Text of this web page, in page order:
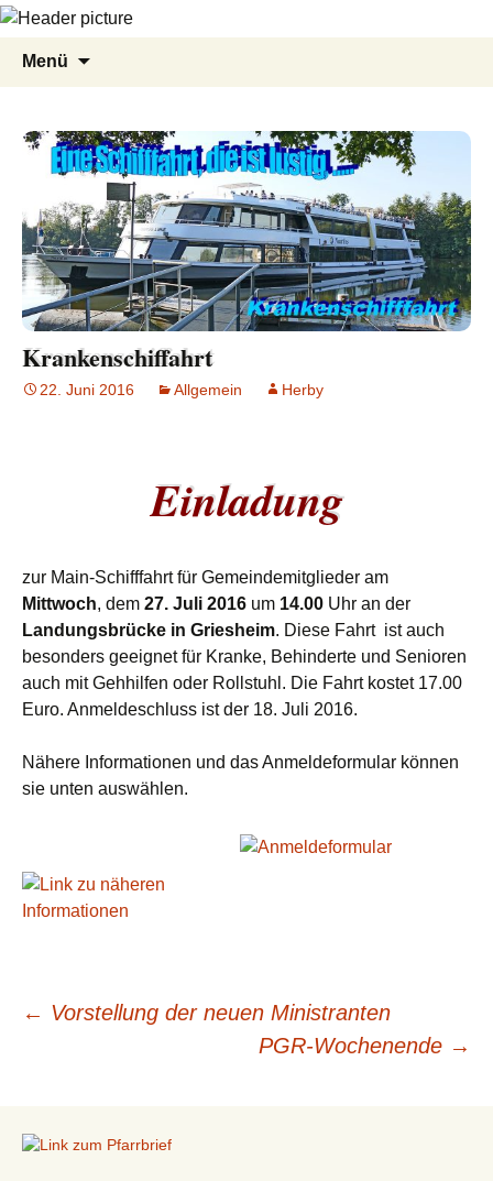
Menü
Krankenschiffahrt
22. Juni 2016 Allgemein Herby
Einladung
zur Main-Schifffahrt für Gemeindemitglieder am
Mittwoch, dem 27. Juli 2016 um 14.00 Uhr an der
Landungsbrücke in Griesheim. Diese Fahrt ist auch
besonders geeignet für Kranke, Behinderte und Senioren
auch mit Gehhilfen oder Rollstuhl. Die Fahrt kostet 17.00
Euro. Anmeldeschluss ist der 18. Juli 2016.
Nähere Informationen und das Anmeldeformular können
sie unten auswählen.
Beitragsnavigation
← Vorstellung der neuen Ministranten
PGR-Wochenende →